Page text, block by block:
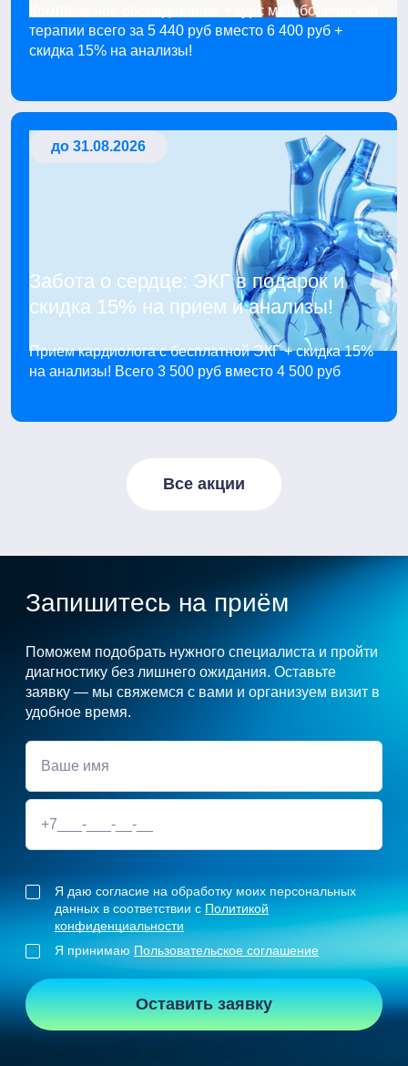
Комплексное обследование + курс метаболической
терапии всего за 5 440 руб вместо 6 400 руб +
скидка 15% на анализы!
до 31.08.2026
Забота о сердце: ЭКГ в подарок и
скидка 15% на прием и анализы!
Прием кардиолога с бесплатной ЭКГ + скидка 15%
на анализы! Всего 3 500 руб вместо 4 500 руб
Все акции
Запишитесь на приём
Поможем подобрать нужного специалиста и пройти
диагностику без лишнего ожидания. Оставьте
заявку — мы свяжемся с вами и организуем визит в
удобное время.
Я даю согласие на обработку моих персональных
данных в соответствии с Политикой
конфиденциальности
Я принимаю Пользовательское соглашение
Оставить заявку